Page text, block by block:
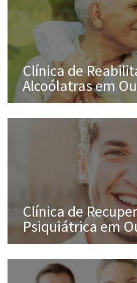
Clínica de
Alcoólatras em
Clínica de
Psiquiátrica em